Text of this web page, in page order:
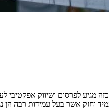
מגיע לפרסום ושיווק
וחזק אשר בעל עמידות רבה הן